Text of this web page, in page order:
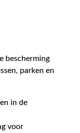
bescherming
parken en
in de
voor